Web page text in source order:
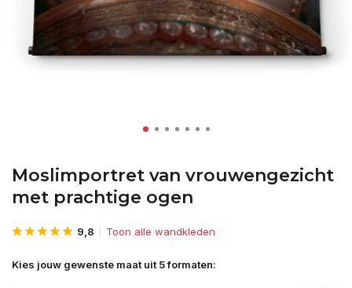
Moslimportret van vrouwengezicht
met prachtige ogen
9,8 Toon alle wandkleden
Kies jouw gewenste maat uit 5 formaten: